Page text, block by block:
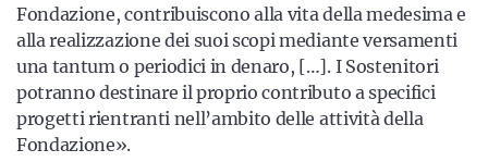
Fondazione, contribuiscono alla vita della medesima e
alla realizzazione dei suoi scopi mediante versamenti
una tantum o periodici in denaro, […]. I Sostenitori
potranno destinare il proprio contributo a specifici
progetti rientranti nell’ambito delle attività della
Fondazione».